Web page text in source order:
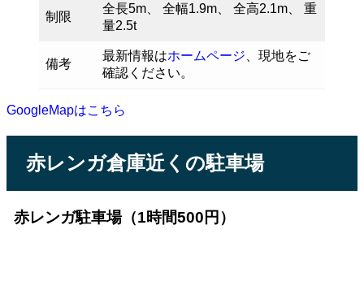
制限
全長5m、 全幅1.9m、 全高2.1m、 重
量2.5t
備考
最新情報はホームページ 、現地をご
確認ください。
GoogleMapはこちら
赤レンガ倉庫近くの駐車場
赤レンガ駐車場（1時間500円）